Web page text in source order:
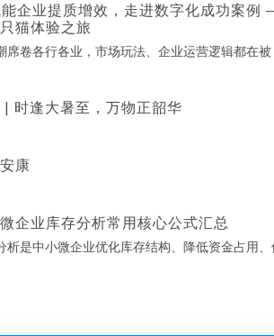
企业提质增效，走进数字化成功案
猫体验之旅
席卷各行各业，市场玩法、企业运营逻辑都在被
| 时逢大暑至，万物正韶华
康
企业库存分析常用核心公式汇总
析是中小微企业优化库存结构、降低资金占用、